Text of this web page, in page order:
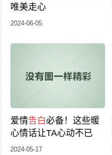
唯美走心
2024-06-05
爱情告白必备！这些暖
心情话让TA心动不已
2024-05-17